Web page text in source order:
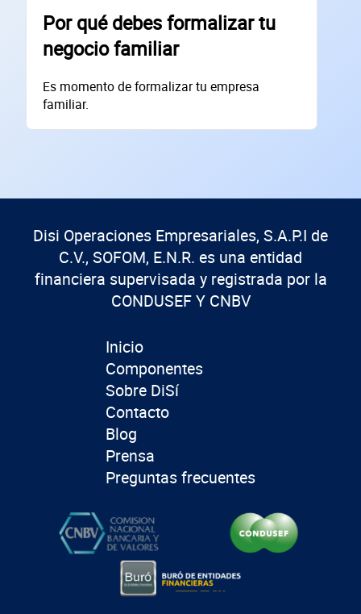
Por qué debes formalizar tu
negocio familiar
Es momento de formalizar tu empresa
familiar.
Núm. Ext./Int.
+74 empresas financiadas en los últimos 30 días
Inicio
Componentes
Sobre DiSí
Contacto
Blog
Prensa
Preguntas frecuentes
Disi Operaciones Empresariales, S.A.P.I de
C.V., SOFOM, E.N.R. es una entidad
financiera supervisada y registrada por la
CONDUSEF Y CNBV